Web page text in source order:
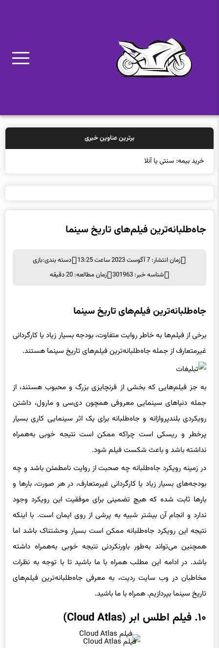
برترین عناوین خبری
خرید بیمه: سنتی یا آنلاین؟ کدامیک تجرب
جاه‌طلبانه‌ترین فیلم‌های تاریخ سینما
زمان انتشار: 7 آگوست 2023 ساعت 13:25 دسته بندی:بازی
شناسه خبر: 301963
زمان مطالعه: 20 دقیقه
جاه‌طلبانه‌ترین فیلم‌های تاریخ سینما
برخی از فیلم‌ها به خاطر روایت متفاوت، بودجه بسیار زیاد یا کارگردانی
غیرمتعارف از جمله جاه‌طلبانه‌ترین فیلم‌های تاریخ سینما هستند.
به جز فیلم‌هایی که بخشی از فرنچایزی بزرگ و محبوب هستند، از
جمله دنیاهای سینمایی معروفی همچون دی‌سی و مارول، داشتن
رویکردی بلندپروازانه و جاه‌طلبانه برای یک اثر سینمایی کاری بسیار
پرخطر و ریسکی است چراکه ممکن است نتیجه خوبی به‌همراه
نداشته باشد و باعث شکست فیلم شود.
در زمینه رویکرد جاه‌طلبانه چه صحبت از روایت نامطمئن باشد و چه
بودجه‌های بسیار زیاد یا کارگردانی غیرمتعارف، در هر صورت، بارها و
بارها ثابت شده که هیچ تضمینی برای موفقیت این رویکرد وجود
ندارد و انجام آن بیشتر شبیه به پرشی از روی ایمان است. با اینکه
نتیجه این رویکرد جاه‌طلبانه ممکن است بسیار وحشتناک باشد اما
همچنین می‌تواند به‌طور باورنکردنی نتیجه خوبی به‌همراه داشته
باشد. در ادامه این مطلب همراه با ما باشید تا با توجه به نظرات
مخاطبان در وب سایت ردیت، به معرفی جاه‌طلبانه‌ترین فیلم‌های
تاریخ سینما بپردازیم. همراه با ما باشید.
۱۰. فیلم اطلس ابر (Cloud Atlas)
فیلم Cloud Atlas